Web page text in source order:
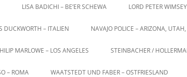
LISA BADICHI – BE’ER SCHEWA LORD PETER
DUCKWORTH – ITALIEN NAVAJO POLICE – ARIZONA,
MARLOWE – LOS ANGELES STEINBACHER /
– ROMA WAATSTEDT UND FABER – OSTFRIESLAND